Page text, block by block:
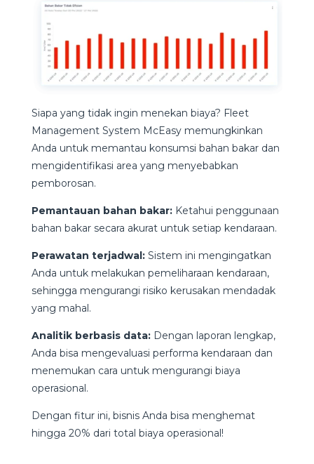
Siapa yang tidak ingin menekan biaya? Fleet
Management System McEasy memungkinkan
Anda untuk memantau konsumsi bahan bakar dan
mengidentifikasi area yang menyebabkan
pemborosan.
Pemantauan bahan bakar:Ketahui penggunaan
bahan bakar secara akurat untuk setiap kendaraan.
Perawatan terjadwal:Sistem ini mengingatkan
Anda untuk melakukan pemeliharaan kendaraan,
sehingga mengurangi risiko kerusakan mendadak
yang mahal.
Analitik berbasis data:Dengan laporan lengkap,
Anda bisa mengevaluasi performa kendaraan dan
menemukan cara untuk mengurangi biaya
operasional.
Dengan fitur ini, bisnis Anda bisa menghemat
hingga 20% dari total biaya operasional!